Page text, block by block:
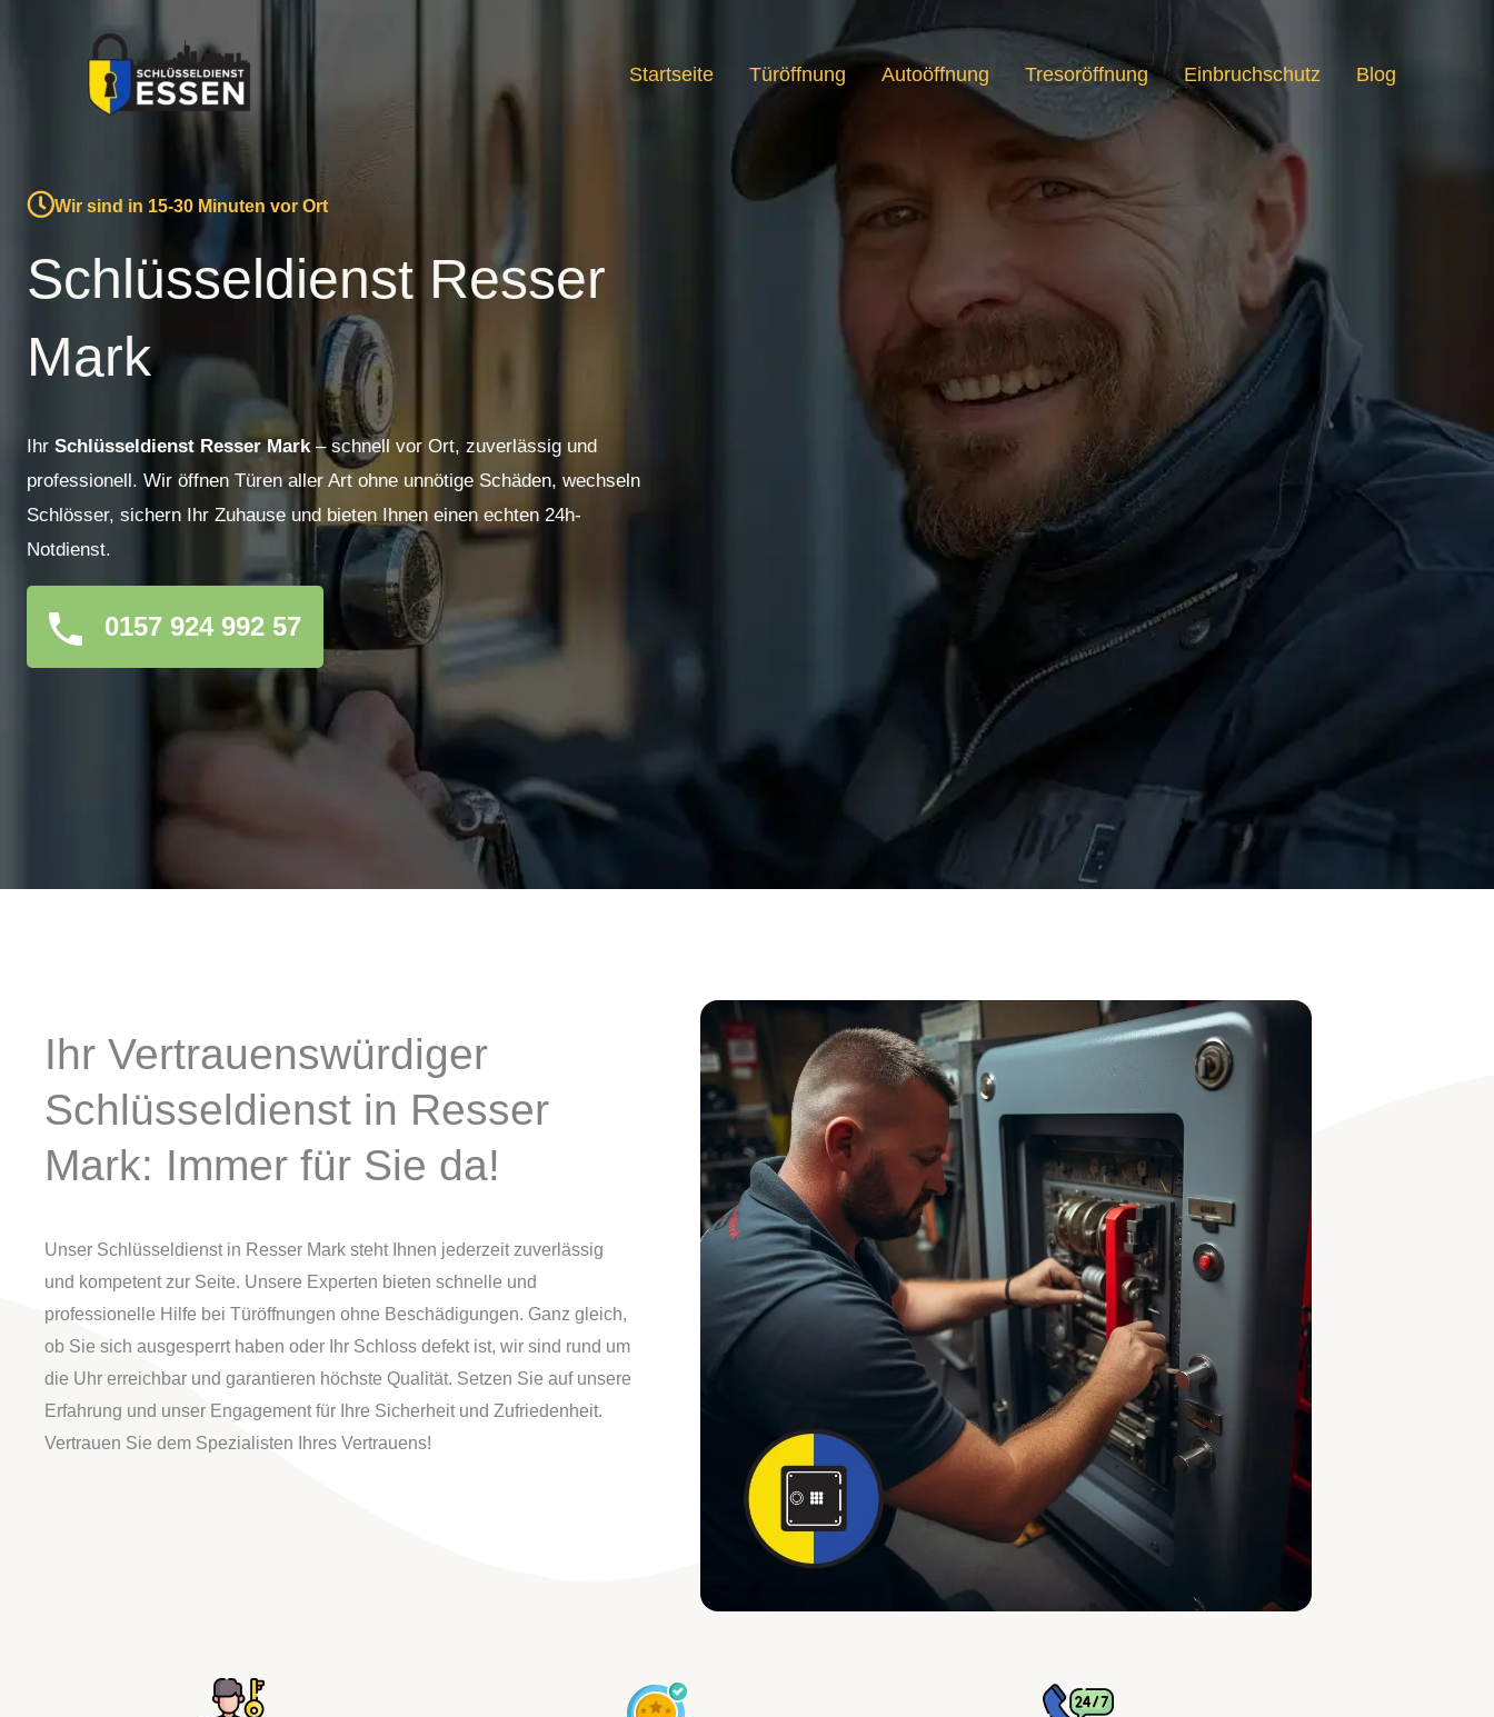
Startseite Türöffnung Autoöffnung Tresoröffnung Einbruchschutz Blog
Wir sind in 15-30 Minuten vor Ort
Schlüsseldienst Resser
Mark
Ihr Schlüsseldienst Resser Mark– schnell vor Ort, zuverlässig und
professionell. Wir öffnen Türen aller Art ohne unnötige Schäden, wechseln
Schlösser, sichern Ihr Zuhause und bieten Ihnen einen echten 24h-
Notdienst.
0157 924 992 57
Ihr Vertrauenswürdiger
Schlüsseldienst in Resser
Mark: Immer für Sie da!
Unser Schlüsseldienst in Resser Mark steht Ihnen jederzeit zuverlässig
und kompetent zur Seite. Unsere Experten bieten schnelle und
professionelle Hilfe bei Türöffnungen ohne Beschädigungen. Ganz gleich,
ob Sie sich ausgesperrt haben oder Ihr Schloss defekt ist, wir sind rund um
die Uhr erreichbar und garantieren höchste Qualität. Setzen Sie auf unsere
Erfahrung und unser Engagement für Ihre Sicherheit und Zufriedenheit.
Vertrauen Sie dem Spezialisten Ihres Vertrauens!